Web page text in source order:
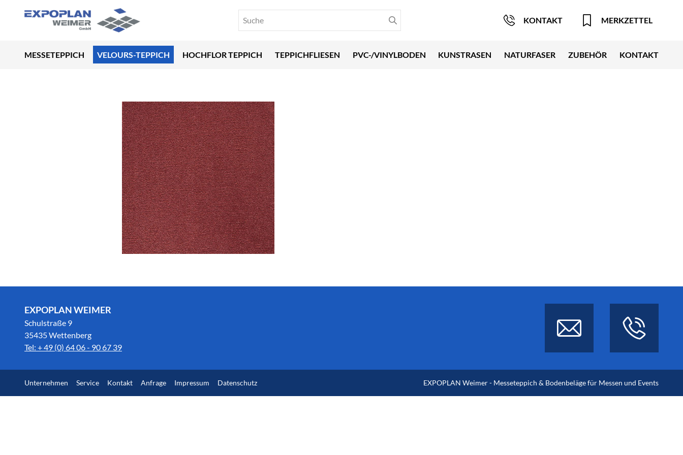
KONTAKT MERKZETTEL
MESSETEPPICH VELOURS-TEPPICH HOCHFLOR TEPPICH TEPPICHFLIESEN PVC-/VINYLBODEN KUNSTRASEN NATURFASER ZUBEHÖR KONTAKT
EXPOPLAN WEIMER
Schulstraße 9
35435 Wettenberg
Tel: + 49 (0) 64 06 - 90 67 39
Unternehmen Service Kontakt Anfrage Impressum Datenschutz EXPOPLAN Weimer - Messeteppich & Bodenbeläge für Messen und Events